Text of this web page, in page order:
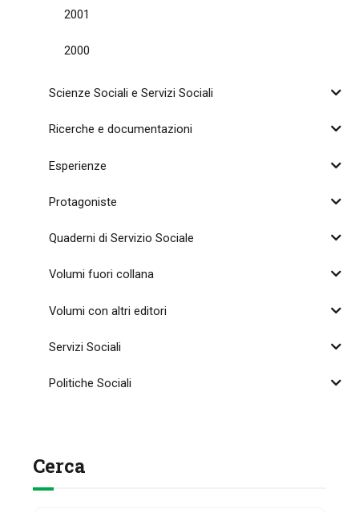
2001
2000
Scienze Sociali e Servizi Sociali
Ricerche e documentazioni
Esperienze
Protagoniste
Quaderni di Servizio Sociale
Volumi fuori collana
Volumi con altri editori
Servizi Sociali
Politiche Sociali
Cerca